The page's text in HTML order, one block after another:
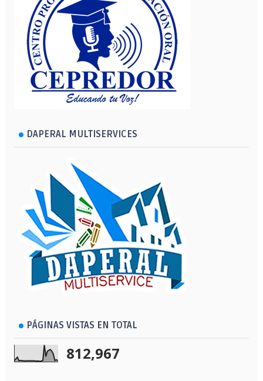
DAPERAL MULTISERVICES
PÁGINAS VISTAS EN TOTAL
812,967